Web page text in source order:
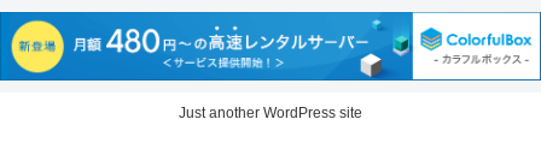
Just another WordPress site